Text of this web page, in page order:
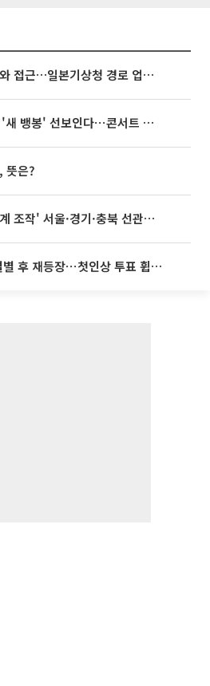
태풍 '돌핀' 오키나와 접근…일본기상청 경로 업데이트
빅뱅, 20주년 기념 '새 뱅봉' 선보인다⋯콘서트 앞두고 팝업 개최
뜻은?
서울·경기·충북 선관위 등 추가 압수수색
‘나솔사계’ 국화, 결별 후 재등장⋯첫인상 투표 휩쓸고 ‘인기녀’ 등극